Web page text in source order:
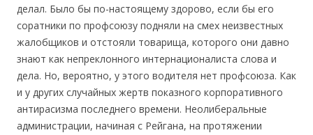
делал. Было бы по-настоящему здорово, если бы его
соратники по профсоюзу подняли на смех неизвестных
жалобщиков и отстояли товарища, которого они давно
знают как непреклонного интернационалиста слова и
дела. Но, вероятно, у этого водителя нет профсоюза. Как
и у других случайных жертв показного корпоративного
антирасизма последнего времени. Неолиберальные
администрации, начиная с Рейгана, на протяжении